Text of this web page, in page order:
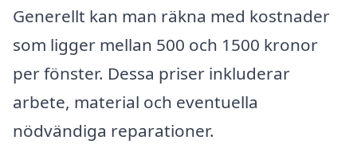
Generellt kan man räkna med kostnader
som ligger mellan 500 och 1500 kronor
per fönster. Dessa priser inkluderar
arbete, material och eventuella
nödvändiga reparationer.